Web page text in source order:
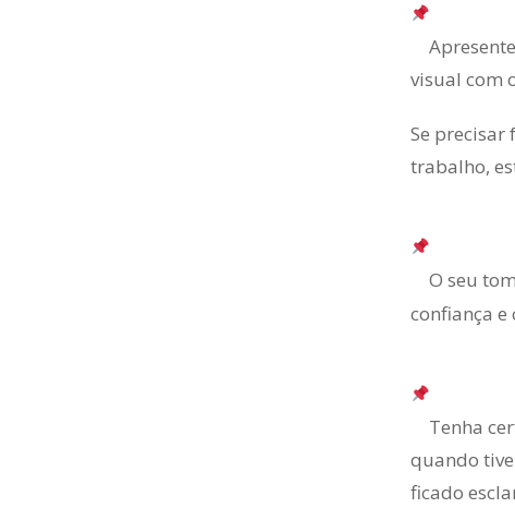
visual com
Se precisar
trabalho,
O seu
confiança e
Tenha
quando
ficado